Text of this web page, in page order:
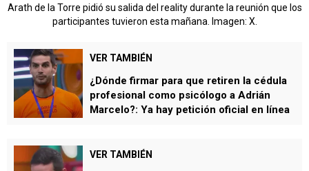
Arath de la Torre pidió su salida del reality durante la reunión que los
participantes tuvieron esta mañana. Imagen: X.
VER TAMBIÉN
¿Dónde firmar para que retiren la cédula
profesional como psicólogo a Adrián
Marcelo?: Ya hay petición oficial en línea
VER TAMBIÉN